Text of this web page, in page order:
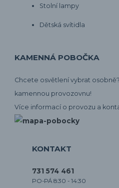
Stolní lampy
Dětská svítidla
KAMENNÁ POBOČKA
Chcete osvětlení vybrat
kamennou provozovnu!
Více informací o provozu a
KONTAKT
731 574 461
PO-PÁ 8:30 - 14:30